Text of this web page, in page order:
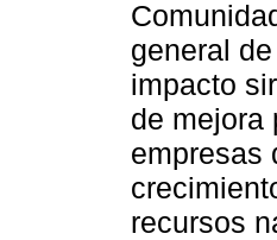
general
impacto
de mejora
empresas
recursos